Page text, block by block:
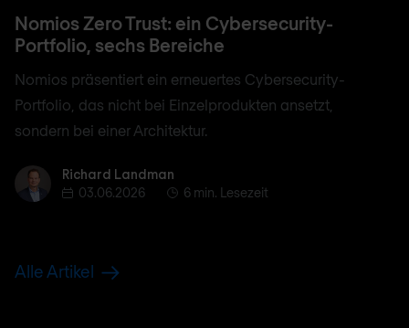
Nomios Zero Trust: ein Cybersecurity-
Portfolio, sechs Bereiche
Nomios präsentiert ein erneuertes Cybersecurity-
Portfolio, das nicht bei Einzelprodukten ansetzt,
sondern bei einer Architektur.
Richard Landman
Richard Landman
03.06.2026
6 min. Lesezeit
Alle Artikel